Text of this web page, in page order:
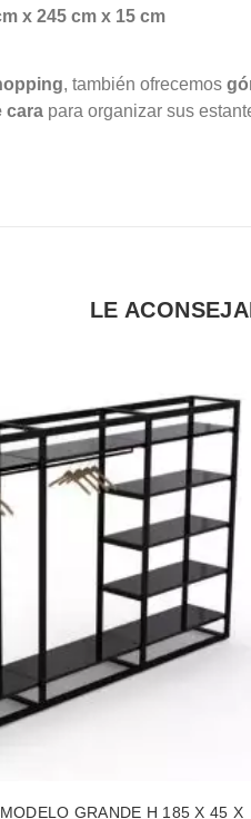
x 245 cm x 15 cm
, también ofrecemos
cara para organizar sus
LE
GRANDE H 185 X 45 X